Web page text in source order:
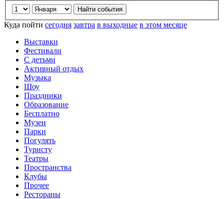
Куда пойти сегодня завтра в выходные в этом месяце
Выставки
Фестивали
С детьми
Активный отдых
Музыка
Шоу
Праздники
Образование
Бесплатно
Музеи
Парки
Погулять
Туристу
Театры
Пространства
Клубы
Прочее
Рестораны